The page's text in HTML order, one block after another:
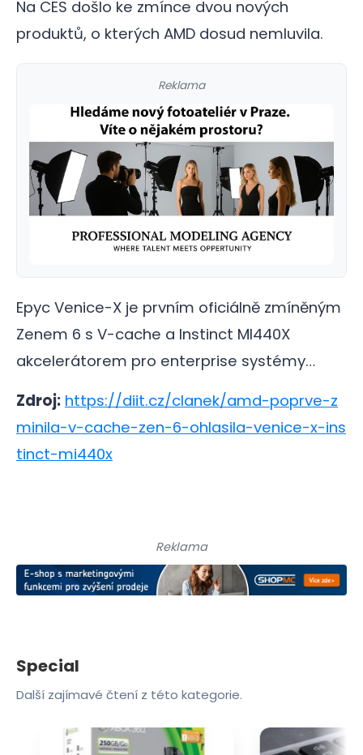
Na CES došlo ke zmínce dvou nových
produktů, o kterých AMD dosud nemluvila.
Reklama
Epyc Venice-X je prvním oficiálně zmíněným
Zenem 6 s V-cache a Instinct MI440X
akcelerátorem pro enterprise systémy…
Zdroj: https://diit.cz/clanek/amd-poprve-z
minila-v-cache-zen-6-ohlasila-venice-x-ins
tinct-mi440x
Reklama
Special
Další zajímavé čtení z této kategorie.